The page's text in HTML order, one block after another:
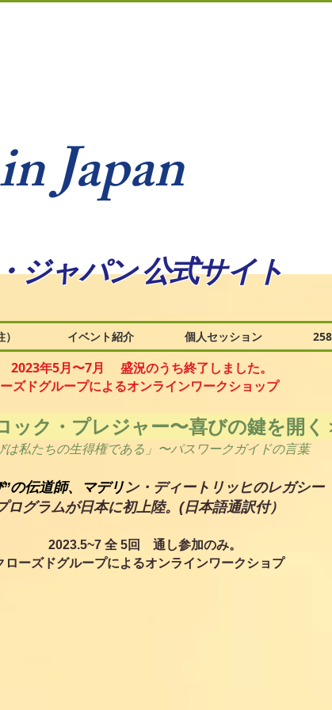
ジャパン 公式サイト
Japan
イベント紹介 個人セッション
年5月〜7月 盛況のうち終了しました。
グループによるオンラインワークショップ
ック・プレジャー〜喜びの鍵を開く
は私たちの生得権である」〜パスワークガイドの言葉
”の伝道師、マデリン・ディートリッヒのレガシー
ログラムが日本に​初上陸。(日本語通訳付）
2023.5~7 全 5回 通し参加のみ。
ローズドグループによるオンラインワークショプ